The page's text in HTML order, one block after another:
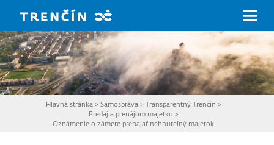
Hlavná stránka > Samospráva > Transparentný Trenčín >
Predaj a prenájom majetku >
Oznámenie o zámere prenajať nehnuteľný majetok